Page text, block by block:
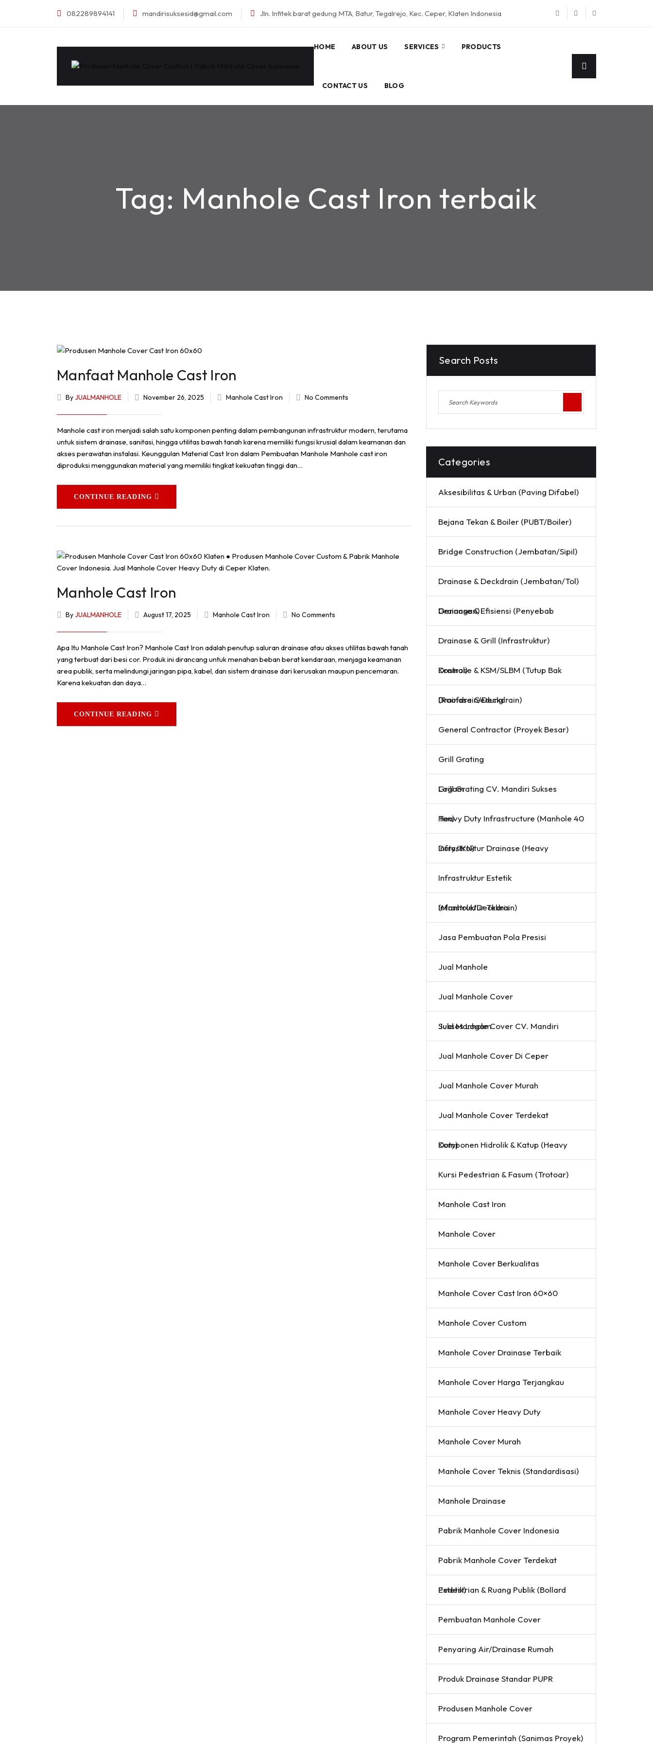
082289894141 mandirisuksesid@gmail.com Jln. Infitek barat gedung MTA, Batur, Tegalrejo, Kec. Ceper, Klaten Indonesia
HOME ABOUT US SERVICES PRODUCTS
CONTACT US BLOG
Tag: Manhole Cast Iron terbaik
Manfaat Manhole Cast Iron
ByJUALMANHOLE November 26, 2025 Manhole Cast Iron No Comments
Manhole cast iron menjadi salah satu komponen penting dalam pembangunan infrastruktur modern, terutama
untuk sistem drainase, sanitasi, hingga utilitas bawah tanah karena memiliki fungsi krusial dalam keamanan dan
akses perawatan instalasi. Keunggulan Material Cast Iron dalam Pembuatan Manhole Manhole cast iron
diproduksi menggunakan material yang memiliki tingkat kekuatan tinggi dan…
CONTINUE READING
Manhole Cast Iron
ByJUALMANHOLE August 17, 2025 Manhole Cast Iron No Comments
Apa Itu Manhole Cast Iron? Manhole Cast Iron adalah penutup saluran drainase atau akses utilitas bawah tanah
yang terbuat dari besi cor. Produk ini dirancang untuk menahan beban berat kendaraan, menjaga keamanan
area publik, serta melindungi jaringan pipa, kabel, dan sistem drainase dari kerusakan maupun pencemaran.
Karena kekuatan dan daya…
CONTINUE READING
Search Posts
Categories
Aksesibilitas & Urban (Paving Difabel)
Bejana Tekan & Boiler (PUBT/Boiler)
Bridge Construction (Jembatan/Sipil)
Drainase & Deckdrain (Jembatan/Tol)
Drainase & Efisiensi (Penyebab Genangan)
Drainase & Grill (Infrastruktur)
Drainase & KSM/SLBM (Tutup Bak Kontrol)
Drainase Gedung (Roofdrain/Deckdrain)
General Contractor (Proyek Besar)
Grill Grating
Grill Grating CV. Mandiri Sukses Logam
Heavy Duty Infrastructure (Manhole 40 Ton)
Infrastruktur Drainase (Heavy Duty/IKN)
Infrastruktur Estetik
Infrastruktur Teknis (Manhole/Deckdrain)
Jasa Pembuatan Pola Presisi
Jual Manhole
Jual Manhole Cover
Jual Manhole Cover CV. Mandiri Sukses Logam
Jual Manhole Cover Di Ceper
Jual Manhole Cover Murah
Jual Manhole Cover Terdekat
Komponen Hidrolik & Katup (Heavy Duty)
Kursi Pedestrian & Fasum (Trotoar)
Manhole Cast Iron
Manhole Cover
Manhole Cover Berkualitas
Manhole Cover Cast Iron 60×60
Manhole Cover Custom
Manhole Cover Drainase Terbaik
Manhole Cover Harga Terjangkau
Manhole Cover Heavy Duty
Manhole Cover Murah
Manhole Cover Teknis (Standardisasi)
Manhole Drainase
Pabrik Manhole Cover Indonesia
Pabrik Manhole Cover Terdekat
Pedestrian & Ruang Publik (Bollard Estetik)
Pembuatan Manhole Cover
Penyaring Air/Drainase Rumah
Produk Drainase Standar PUPR
Produsen Manhole Cover
Program Pemerintah (Sanimas Proyek)